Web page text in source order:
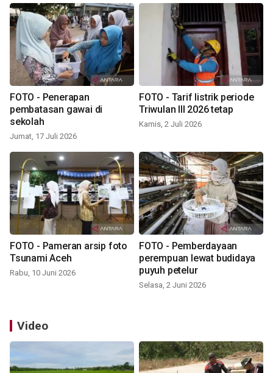
FOTO - Penerapan
pembatasan gawai di
sekolah
Jumat, 17 Juli 2026
FOTO - Tarif listrik periode
Triwulan III 2026 tetap
Kamis, 2 Juli 2026
FOTO - Pameran arsip foto
Tsunami Aceh
Rabu, 10 Juni 2026
FOTO - Pemberdayaan
perempuan lewat budidaya
puyuh petelur
Selasa, 2 Juni 2026
Video